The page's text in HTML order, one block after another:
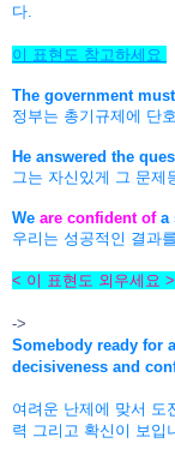
다.
이 표현도 참고하세요
The government
정부는 총기규제에 단
He answered the
그는 자신있게 그 문제
We are confident of a
우리는 성공적인 결과
< 이 표현도 외우세요 >
->
Somebody ready for
decisiveness and
여려운 난제에 맞서 도
력 그리고 확신이 보입